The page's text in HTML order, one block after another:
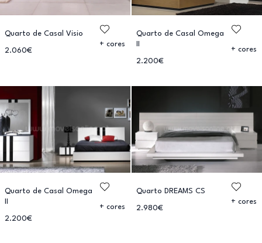
Quarto de Casal Visio
2.060€
+ cores
Quarto de Casal Omega
2.200€
+ cores
Quarto de Casal Omega
2.200€
+ cores
Quarto DREAMS CS
2.980€
+ cores